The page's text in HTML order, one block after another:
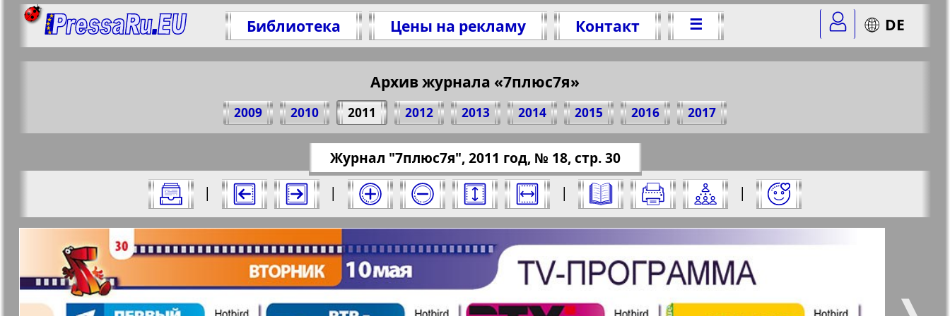
Библиотека Цены на рекламу Контакт ☰ DE
Архив журнала «7плюс7я»
2009 2010 2011 2012 2013 2014 2015 2016 2017
Все номера журнала "7плюс7я" за 2011 год. Выберите номер и нажмите на него:
Журнал "7плюс7я", 2011 год, № 18, стр. 30
|
| | |
Страницы журнала "7плюс7я". Номер: 18, 2011 год. Выберите страницу и нажмите на нее:
1 2 3 4 5
Отправить
Поделитесь 30 стр. журнала "7плюс7я", № 18, 2011 г.
(Нажмите, чтобы скопировать ссылку)
https://pressaru.eu/?pub=7-plus-semya&god=2011&nomer=18&str=30
Актуальные газеты и журналы
Апельсин
Баден-
Берлинский
Все pro все Город 511